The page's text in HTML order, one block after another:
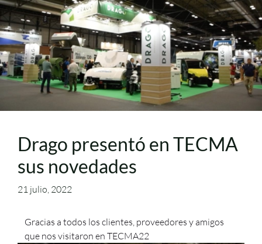
Drago presentó en TECMA
sus novedades
21 julio, 2022
Gracias a todos los clientes, proveedores y amigos
que nos visitaron en TECMA22